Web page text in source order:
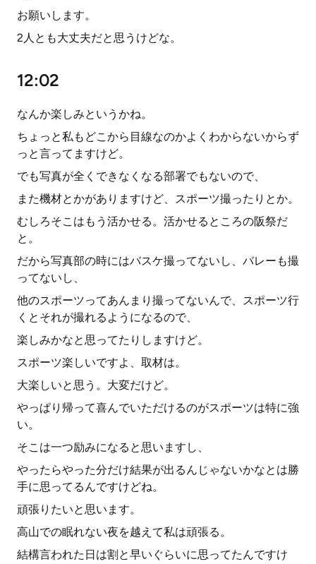
お願いします。
2人とも大丈夫だと思うけどな。
12:02
なんか楽しみというかね。
ちょっと私もどこから目線なのかよくわからないからず
っと言ってますけど。
でも写真が全くできなくなる部署でもないので、
また機材とかがありますけど、スポーツ撮ったりとか。
むしろそこはもう活かせる。活かせるところの阪祭だ
と。
だから写真部の時にはバスケ撮ってないし、バレーも撮
ってないし、
他のスポーツってあんまり撮ってないんで、スポーツ行
くとそれが撮れるようになるので、
楽しみかなと思ってたりしますけど。
スポーツ楽しいですよ、取材は。
大楽しいと思う。大変だけど。
やっぱり帰って喜んでいただけるのがスポーツは特に強
い。
そこは一つ励みになると思いますし、
やったらやった分だけ結果が出るんじゃないかなとは勝
手に思ってるんですけどね。
頑張りたいと思います。
高山での眠れない夜を越えて私は頑張る。
結構言われた日は割と早いぐらいに思ってたんですけ